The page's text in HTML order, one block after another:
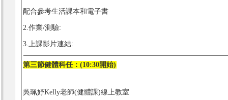
配合參考生活課本和電子書
2.作業/測驗:
3.上課影片連結:
第三節健體科任：(10:30開始)
吳珮妤Kelly老師(健體課)線上教室